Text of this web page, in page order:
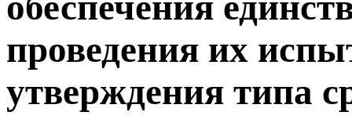
проведения их
утверждения типа